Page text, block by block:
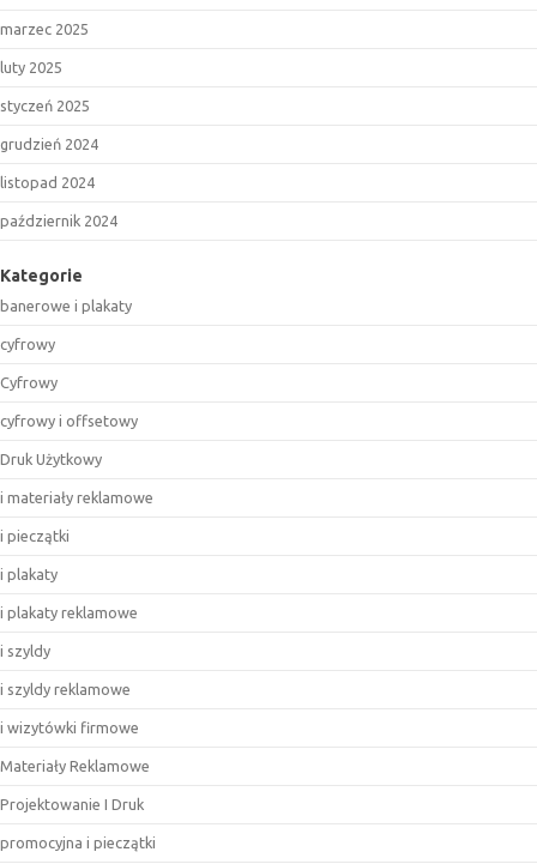
marzec 2025
luty 2025
styczeń 2025
grudzień 2024
listopad 2024
październik 2024
Kategorie
banerowe i plakaty
cyfrowy
Cyfrowy
cyfrowy i offsetowy
Druk Użytkowy
i materiały reklamowe
i pieczątki
i plakaty
i plakaty reklamowe
i szyldy
i szyldy reklamowe
i wizytówki firmowe
Materiały Reklamowe
Projektowanie I Druk
promocyjna i pieczątki